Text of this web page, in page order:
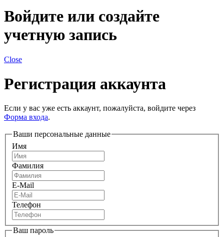
Войдите или создайте
учетную запись
Close
Регистрация аккаунта
Если у вас уже есть аккаунт, пожалуйста, войдите через
Форма входа.
Ваши персональные данные
Имя
Фамилия
E-Mail
Телефон
Ваш пароль